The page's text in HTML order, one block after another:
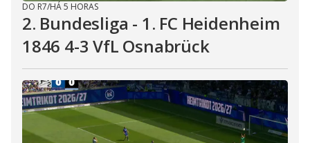
DO R7/HÁ 5 HORAS
2. Bundesliga - 1. FC Heidenheim
1846 4-3 VfL Osnabrück